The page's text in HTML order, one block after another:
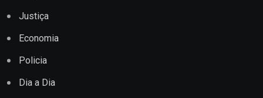
Justiça
Economia
Policia
Dia a Dia